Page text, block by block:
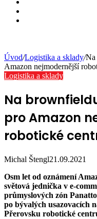
Úvod/Logistika a sklady/Na
Amazon nejmodernější
Logistika a sklady
Na
pro Amazon
robotické
Michal Štengl21.09.2021
Osm let od oznámení
světová jednička v e-
průmyslových zón
po bývalých usazovacích
Přerovsku robotické